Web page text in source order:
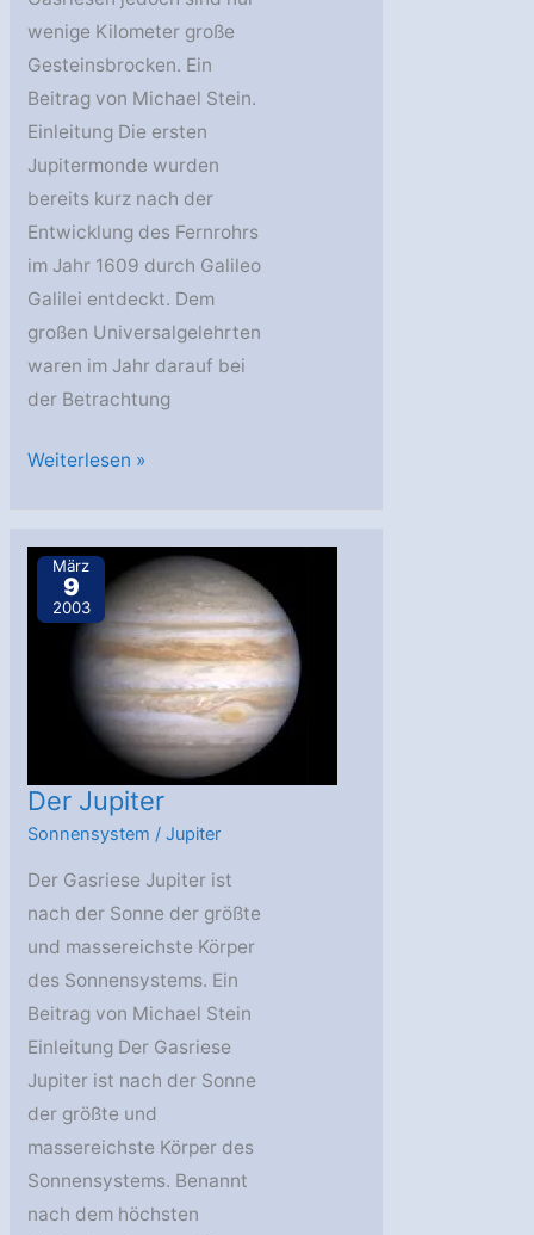
wenige Kilometer große
Gesteinsbrocken. Ein
Beitrag von Michael Stein.
Einleitung Die ersten
Jupitermonde wurden
bereits kurz nach der
Entwicklung des Fernrohrs
im Jahr 1609 durch Galileo
Galilei entdeckt. Dem
großen Universalgelehrten
waren im Jahr darauf bei
der Betrachtung
Die
Weiterlesen »
März
9
2003
Der Jupiter
Sonnensystem /Jupiter
Der Gasriese Jupiter ist
nach der Sonne der größte
und massereichste Körper
des Sonnensystems. Ein
Beitrag von Michael Stein
Einleitung Der Gasriese
Jupiter ist nach der Sonne
der größte und
massereichste Körper des
Sonnensystems. Benannt
nach dem höchsten